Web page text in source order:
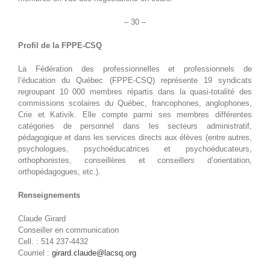
– 30 –
Profil de la FPPE-CSQ
La Fédération des professionnelles et professionnels de
l’éducation du Québec (FPPE-CSQ) représente 19 syndicats
regroupant 10 000 membres répartis dans la quasi-totalité des
commissions scolaires du Québec, francophones, anglophones,
Crie et Kativik. Elle compte parmi ses membres différentes
catégories de personnel dans les secteurs administratif,
pédagogique et dans les services directs aux élèves (entre autres,
psychologues, psychoéducatrices et psychoéducateurs,
orthophonistes, conseillères et conseillers d’orientation,
orthopédagogues, etc.).
Renseignements
Claude Girard
Conseiller en communication
Cell. : 514 237-4432
Courriel : girard.claude@lacsq.org